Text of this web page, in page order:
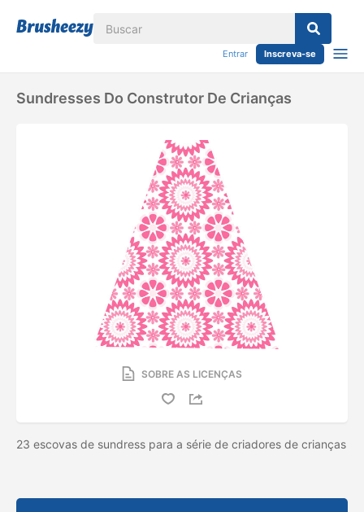
Entrar Inscreva-se
Sundresses Do Construtor De Crianças
SOBRE AS LICENÇAS
23 escovas de sundress para a série de criadores de crianças